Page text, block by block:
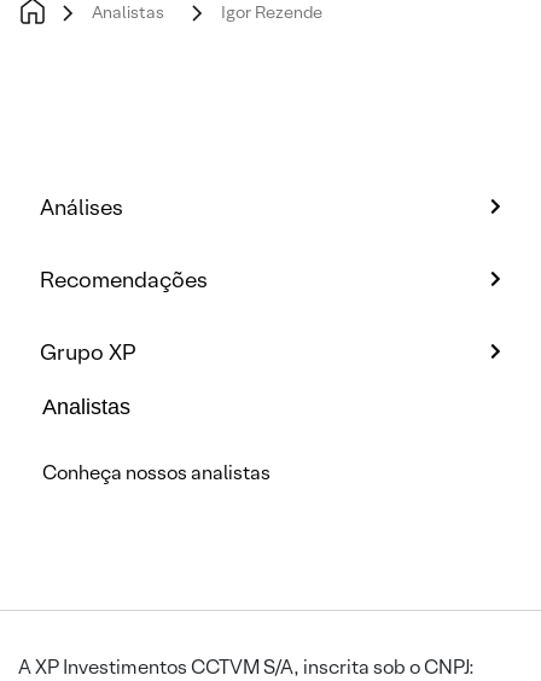
Analistas Igor Rezende
Análises
Recomendações
Grupo XP
Analistas
Conheça nossos analistas
A XP Investimentos CCTVM S/A, inscrita sob o CNPJ: